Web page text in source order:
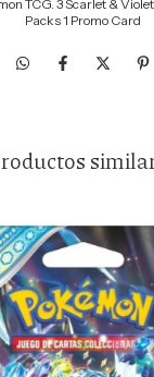
TCG. 3 Scarlet &
Packs 1 Promo Card